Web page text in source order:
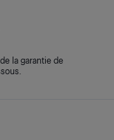
la garantie de